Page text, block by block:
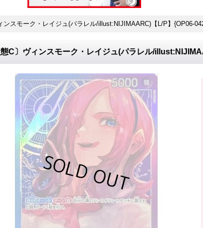
ンスモーク・レイジュ(パラレル/illust:NIJIMAARC)【L/P】{OP06-
C〕ヴィンスモーク・レイジュ(パラレル/